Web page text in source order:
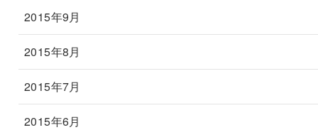
2015年9月
2015年8月
2015年7月
2015年6月